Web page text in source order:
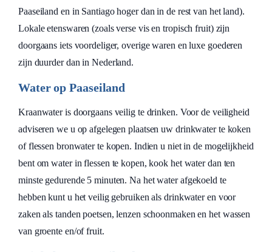
Paaseiland en in Santiago hoger dan in de rest van het land).
Lokale etenswaren (zoals verse vis en tropisch fruit) zijn
doorgaans iets voordeliger, overige waren en luxe goederen
zijn duurder dan in Nederland.
Water op Paaseiland
Kraanwater is doorgaans veilig te drinken. Voor de veiligheid
adviseren we u op afgelegen plaatsen uw drinkwater te koken
of flessen bronwater te kopen. Indien u niet in de mogelijkheid
bent om water in flessen te kopen, kook het water dan ten
minste gedurende 5 minuten. Na het water afgekoeld te
hebben kunt u het veilig gebruiken als drinkwater en voor
zaken als tanden poetsen, lenzen schoonmaken en het wassen
van groente en/of fruit.